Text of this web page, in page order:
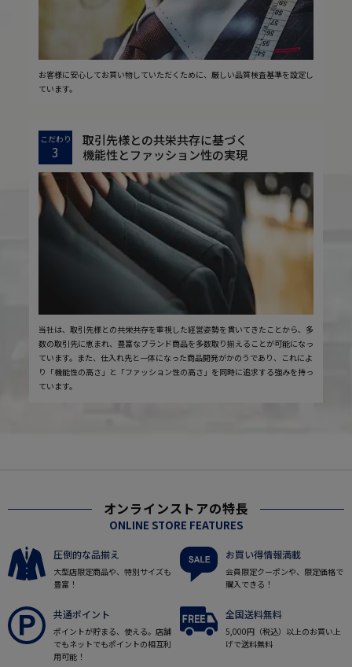
お客様に安心してお買い物していただくために、厳しい品質検査基準を設定し
ています。
こだわり
3
取引先様との共栄共存に基づく
機能性とファッション性の実現
当社は、取引先様との共栄共存を重視した経営姿勢を貫いてきたことから、多
数の取引先に恵まれ、豊富なブランド商品を多数取り揃えることが可能になっ
ています。また、仕入れ先と一体になった商品開発がかのうであり、これによ
り「機能性の高さ」と「ファッション性の高さ」を同時に追求する強みを持っ
ています。
オンラインストアの特長
ONLINE STORE FEATURES
圧倒的な品揃え
大型店限定商品や、特別サイズも
豊富！
お買い得情報満載
会員限定クーポンや、限定価格で
購入できる！
共通ポイント
ポイントが貯まる、使える。店舗
でもネットでもポイントの相互利
用可能！
全国送料無料
5,000円（税込）以上のお買い上
げで送料無料